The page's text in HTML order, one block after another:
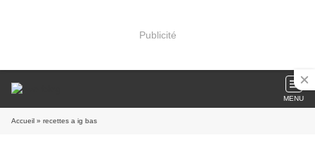
Publicité
MENU
Accueil » recettes a ig bas